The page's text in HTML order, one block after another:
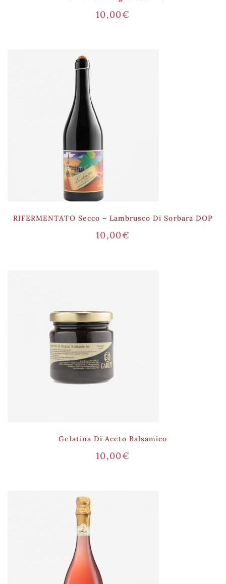
10,00€
RIFERMENTATO Secco – Lambrusco Di Sorbara DOP
10,00€
Gelatina Di Aceto Balsamico
10,00€